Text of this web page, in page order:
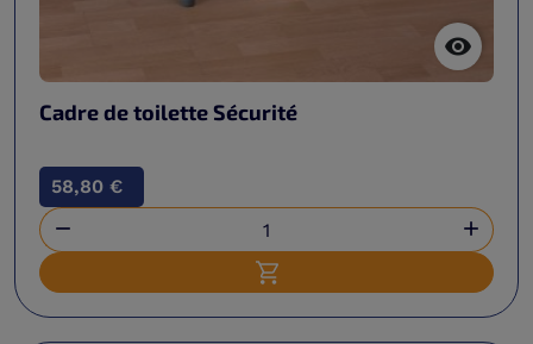

Cadre de toilette Sécurité
58,80 €
 
Ajouter au panier